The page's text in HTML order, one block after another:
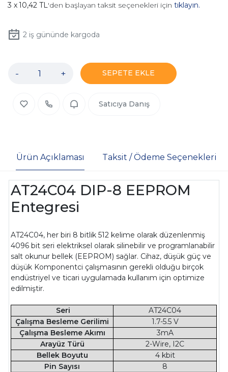
10,42 TL'den başlayan taksit seçenekleri için tıklayın.
2iş gününde kargoda
- + SEPETE EKLE
Satıcıya Danış
Ürün Açıklaması Taksit / Ödeme Seçenekleri
AT24C04 DIP-8 EEPROM
Entegresi
AT24C04, her biri 8 bitlik 512 kelime olarak düzenlenmiş
4096 bit seri elektriksel olarak silinebilir ve programlanabilir
salt okunur bellek (EEPROM) sağlar. Cihaz, düşük güç ve
düşük Komponentci çalışmasının gerekli olduğu birçok
endüstriyel ve ticari uygulamada kullanım için optimize
edilmiştir.
Seri
AT24C04
Çalışma Besleme Gerilimi
1.7-5.5 V
Çalışma Besleme Akımı
3mA
Arayüz Türü
2-Wire, I2C
Bellek Boyutu
4 kbit
Pin Sayısı
8